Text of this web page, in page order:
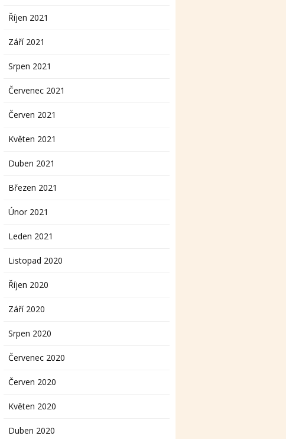
Říjen 2021
Září 2021
Srpen 2021
Červenec 2021
Červen 2021
Květen 2021
Duben 2021
Březen 2021
Únor 2021
Leden 2021
Listopad 2020
Říjen 2020
Září 2020
Srpen 2020
Červenec 2020
Červen 2020
Květen 2020
Duben 2020